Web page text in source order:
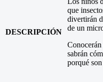
DESCRIPCIÓN
que
divertirán
de un
Conocerán
sabrán
porqué